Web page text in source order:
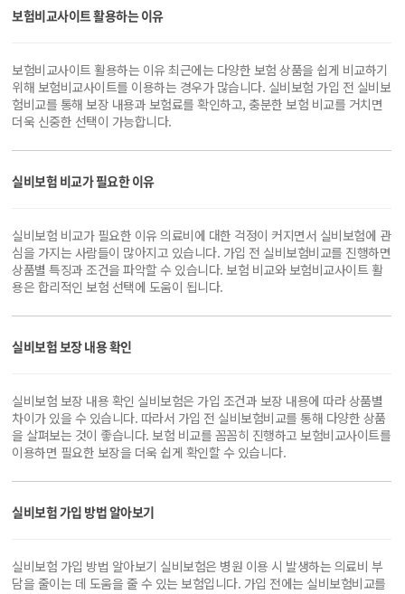
보험비교사이트 활용하는 이유
보험비교사이트 활용하는 이유 최근에는 다양한 보험 상품을 쉽게 비교하기
위해 보험비교사이트를 이용하는 경우가 많습니다. 실비보험 가입 전 실비보
험비교를 통해 보장 내용과 보험료를 확인하고, 충분한 보험 비교를 거치면
더욱 신중한 선택이 가능합니다.
실비보험 비교가 필요한 이유
실비보험 비교가 필요한 이유 의료비에 대한 걱정이 커지면서 실비보험에 관
심을 가지는 사람들이 많아지고 있습니다. 가입 전 실비보험비교를 진행하면
상품별 특징과 조건을 파악할 수 있습니다. 보험 비교와 보험비교사이트 활
용은 합리적인 보험 선택에 도움이 됩니다.
실비보험 보장 내용 확인
실비보험 보장 내용 확인 실비보험은 가입 조건과 보장 내용에 따라 상품별
차이가 있을 수 있습니다. 따라서 가입 전 실비보험비교를 통해 다양한 상품
을 살펴보는 것이 좋습니다. 보험 비교를 꼼꼼히 진행하고 보험비교사이트를
이용하면 필요한 보장을 더욱 쉽게 확인할 수 있습니다.
실비보험 가입 방법 알아보기
실비보험 가입 방법 알아보기 실비보험은 병원 이용 시 발생하는 의료비 부
담을 줄이는 데 도움을 줄 수 있는 보험입니다. 가입 전에는 실비보험비교를